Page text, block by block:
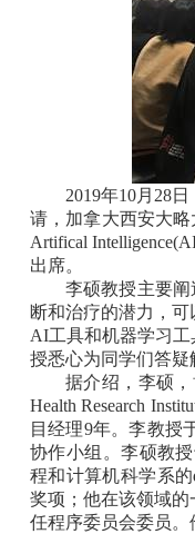
2019年10月 28
请，加拿大西安大
Artifical
出席。
李硕教授主要
断和治疗的潜力，
AI工具和机器学习
授悉心为同学们答
据介绍，李硕
Health Research
目经理9年。李教授
协作小组。李硕教
程和计算机科学系的
奖项；他在该领域
任程序委员会委员。